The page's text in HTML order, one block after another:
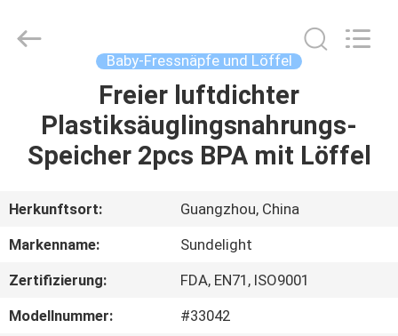
STARTSEITE
PRODUKTE
VIDEOS
UNS
products
Ltd..
Baby-Fressnäpfe und Löffel
Freier luftdichter
Plastiksäuglingsnahrungs-
Speicher 2pcs BPA mit Löffel
Herkunftsort:
Guangzhou, China
Markenname:
Sundelight
Zertifizierung:
FDA, EN71, ISO9001
Modellnummer:
#33042